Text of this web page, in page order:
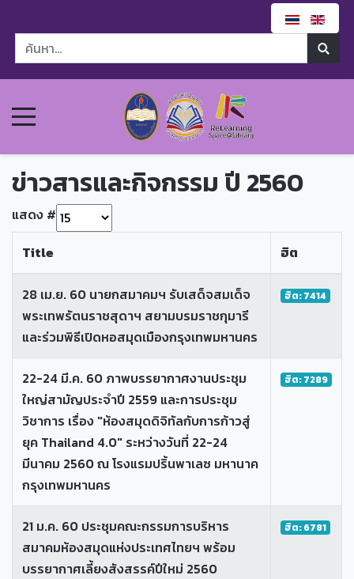
ข่าวสารและกิจกรรม ปี 2560
แสดง #
Title
ฮิต
28 เม.ย. 60 นายกสมาคมฯ รับเสด็จสมเด็จ
พระเทพรัตนราชสุดาฯ สยามบรมราชกุมารี
และร่วมพิธีเปิดหอสมุดเมืองกรุงเทพมหานคร
ฮิต: 7414
22-24 มี.ค. 60 ภาพบรรยากาศงานประชุม
ใหญ่สามัญประจำปี 2559 และการประชุม
วิชาการ เรื่อง "ห้องสมุดดิจิทัลกับการก้าวสู่
ยุค Thailand 4.0" ระหว่างวันที่ 22-24
มีนาคม 2560 ณ โรงแรมปริ้นพาเลซ มหานาค
กรุงเทพมหานคร
ฮิต: 7289
21 ม.ค. 60 ประชุมคณะกรรมการบริหาร
สมาคมห้องสมุดแห่งประเทศไทยฯ พร้อม
บรรยากาศเลี้ยงสังสรรค์ปีใหม่ 2560
ฮิต: 6781